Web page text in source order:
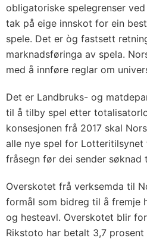
obligatoriske spelegrenser
tak på eige innskot for ein
spele. Det er òg fastsett
marknadsføringa av spela.
med å innføre reglar om
Det er Landbruks- og
til å tilby spel etter
konsesjonen frå 2017 skal
alle nye spel for
fråsegn før dei sender søknad
Overskotet frå verksemda til
formål som bidreg til å fremje
og hesteavl. Overskotet blir
Rikstoto har betalt 3,7